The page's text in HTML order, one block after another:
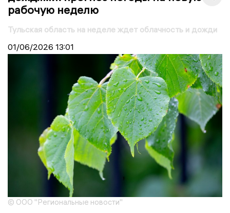
рабочую неделю
Тульская область на неделе ждет облачность и дожди
01/06/2026 13:01
© ООО "Региональные новости"